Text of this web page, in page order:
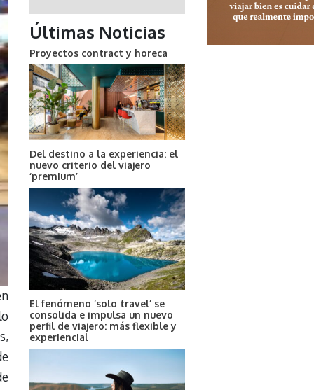
Últimas Noticias
Proyectos contract y horeca
Del destino a la experiencia: el
nuevo criterio del viajero
‘premium’
El fenómeno ‘solo travel’ se
consolida e impulsa un nuevo
perfil de viajero: más flexible y
experiencial